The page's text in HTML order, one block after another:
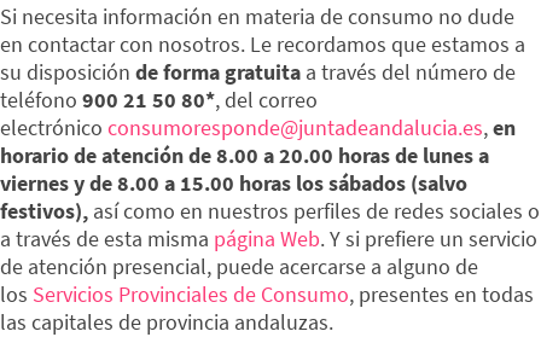
Si necesita información en materia de consumo no dude
en contactar con nosotros. Le recordamos que estamos a
su disposición de forma gratuita a través del número de
teléfono 900 21 50 80*, del correo
electrónico consumoresponde@juntadeandalucia.es,en
horario de atención de 8.00 a 20.00 horas de lunes a
viernes y de 8.00 a 15.00 horas los sábados (salvo
festivos), así como en nuestros perfiles de redes sociales o
a través de esta misma página Web. Y si prefiere un servicio
de atención presencial, puede acercarse a alguno de
los Servicios Provinciales de Consumo, presentes en todas
las capitales de provincia andaluzas.